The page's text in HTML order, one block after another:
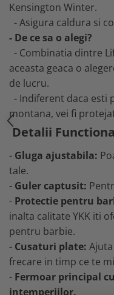
Kensington Winter.
- Asigura caldura si
- De ce sa o alegi?
- Combinatia dintre
aceasta geaca o
de lucru.
- Indiferent daca esti
montana, vei fi
Detalii
- Gluga ajustabila:
tale.
- Guler captusit:
- Protectie pentru
inalta calitate YKK iti
pentru barbie.
- Cusaturi plate:
frecare in timp ce te
- Fermoar principal
intemperiilor.